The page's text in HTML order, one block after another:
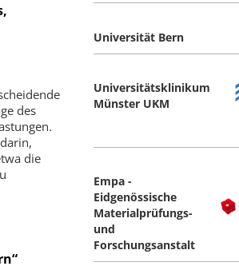
des
die
Universität Bern
Universitätsklinikum
Münster UKM
Empa -
Eidgenössische
Materialprüfungs-
und
Forschungsanstalt